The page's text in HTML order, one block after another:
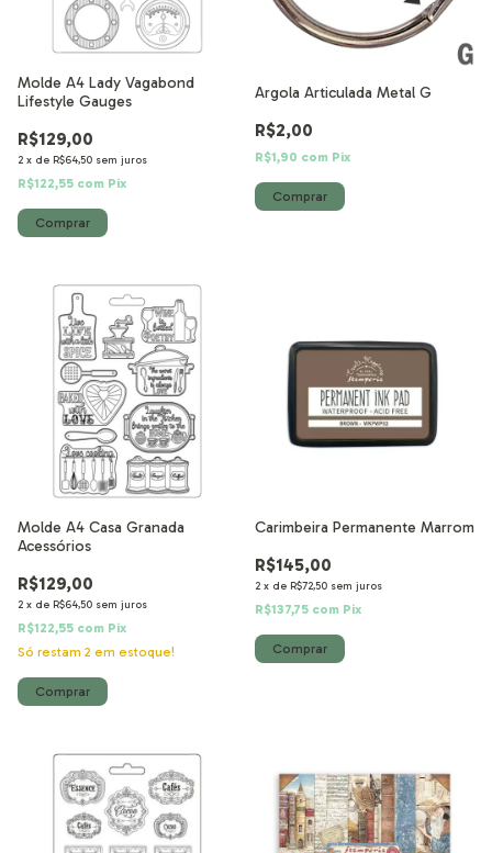
Molde A4 Lady Vagabond
Lifestyle Gauges
R$129,00
2 x de R$64,50 sem juros
R$122,55 com Pix
Argola Articulada Metal G
R$2,00
R$1,90 com Pix
Molde A4 Casa Granada
Acessórios
R$129,00
2 x de R$64,50 sem juros
R$122,55 com Pix
Só restam 2 em estoque!
Carimbeira Permanente Marrom
R$145,00
2 x de R$72,50 sem juros
R$137,75 com Pix